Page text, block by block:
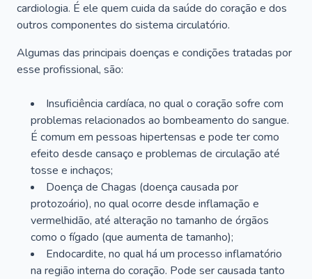
cardiologia. É ele quem cuida da saúde do coração e dos
outros componentes do sistema circulatório.
Algumas das principais doenças e condições tratadas por
esse profissional, são:
Insuficiência cardíaca, no qual o coração sofre com
problemas relacionados ao bombeamento do sangue.
É comum em pessoas hipertensas e pode ter como
efeito desde cansaço e problemas de circulação até
tosse e inchaços;
Doença de Chagas (doença causada por
protozoário), no qual ocorre desde inflamação e
vermelhidão, até alteração no tamanho de órgãos
como o fígado (que aumenta de tamanho);
Endocardite, no qual há um processo inflamatório
na região interna do coração. Pode ser causada tanto